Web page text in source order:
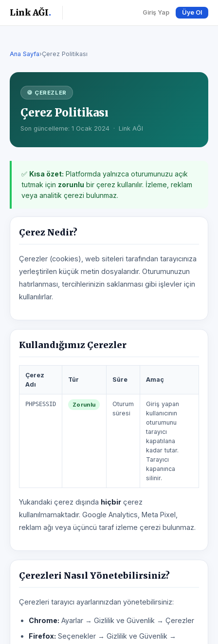
Link AĞI. Giriş Yap Üye Ol
Ana Sayfa›Çerez Politikası
🍪 ÇEREZLER
Çerez Politikası
Son güncelleme: 1 Ocak 2024 · Link AĞI
✅ Kısa özet: Platformda yalnızca oturumunuzu açık
tutmak için zorunlu bir çerez kullanılır. İzleme, reklam
veya analitik çerezi bulunmaz.
Çerez Nedir?
Çerezler (cookies), web siteleri tarafından tarayıcınıza
yerleştirilen küçük metin dosyalarıdır. Oturumunuzun
hatırlanması, tercihlerinizin saklanması gibi işlevler için
kullanılırlar.
Kullandığımız Çerezler
Çerez
Adı
Tür Süre Amaç
PHPSESSID Zorunlu
Oturum
süresi
Giriş yapan
kullanıcının
oturumunu
tarayıcı
kapatılana
kadar tutar.
Tarayıcı
kapanınca
silinir.
Yukarıdaki çerez dışında hiçbir çerez
kullanılmamaktadır. Google Analytics, Meta Pixel,
reklam ağı veya üçüncü taraf izleme çerezi bulunmaz.
Çerezleri Nasıl Yönetebilirsiniz?
Çerezleri tarayıcı ayarlarınızdan yönetebilirsiniz:
Chrome: Ayarlar → Gizlilik ve Güvenlik → Çerezler
Firefox: Seçenekler → Gizlilik ve Güvenlik →